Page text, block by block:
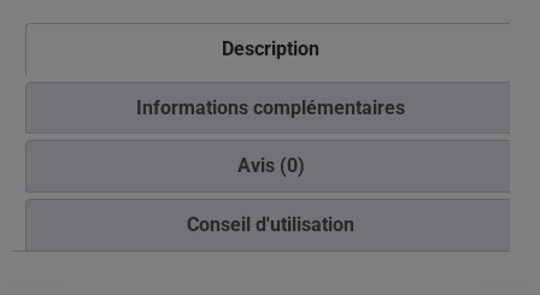
Description
Informations complémentaires
Avis (0)
Conseil d'utilisation